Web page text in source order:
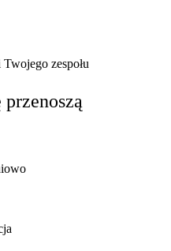
zespołu
przenoszą